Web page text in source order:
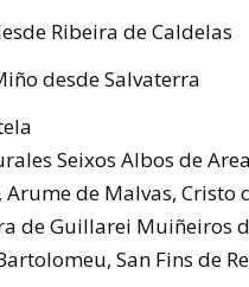
Ribeira de Caldelas
desde Salvaterra
Seixos Albos de
de Malvas, Cristo
de Guillarei Muiñeiros
San Fins de